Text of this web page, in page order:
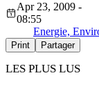
Apr 23, 2009 -
08:55
Energie,
Print Partager
LES PLUS LUS